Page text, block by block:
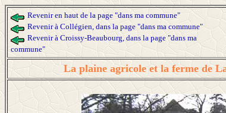
Revenir en haut de la page "dans ma commune"
Revenir à Collégien, dans la page "dans ma commune"
Revenir à Croissy-Beaubourg, dans la page "dans ma
commune"
La plaine agricole et la ferme de